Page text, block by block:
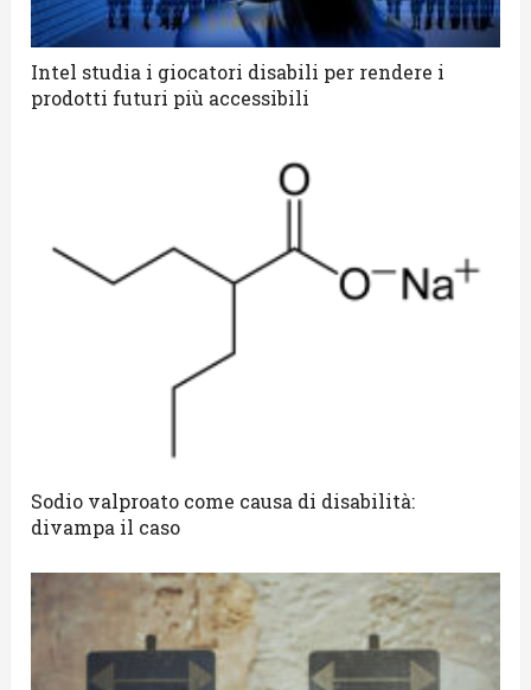
Intel studia i giocatori disabili per rendere i
prodotti futuri più accessibili
Sodio valproato come causa di disabilità:
divampa il caso